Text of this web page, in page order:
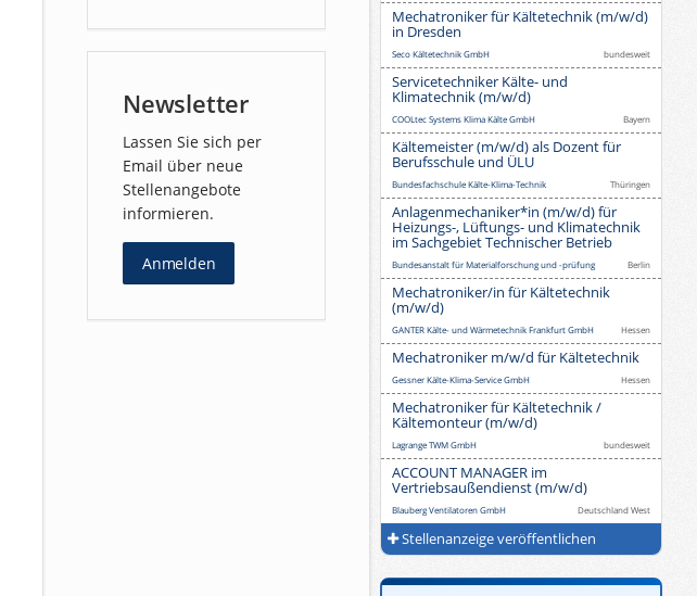
Newsletter
Lassen Sie sich per
Email über neue
Stellenangebote
informieren.
Anmelden
Mechatroniker für Kältetechnik (m/w/d)
in Dresden
Seco Kältetechnik GmbH bundesweit
Servicetechniker Kälte- und
Klimatechnik (m/w/d)
COOLtec Systems Klima Kälte GmbH Bayern
Kältemeister (m/w/d) als Dozent für
Berufsschule und ÜLU
Bundesfachschule Kälte-Klima-Technik Thüringen
Anlagenmechaniker*in (m/w/d) für
Heizungs-, Lüftungs- und Klimatechnik
im Sachgebiet Technischer Betrieb
Bundesanstalt für Materialforschung und -prüfung Berlin
Mechatroniker/in für Kältetechnik
(m/w/d)
GANTER Kälte- und Wärmetechnik Frankfurt GmbH Hessen
Mechatroniker m/w/d für Kältetechnik
Gessner Kälte-Klima-Service GmbH Hessen
Mechatroniker für Kältetechnik /
Kältemonteur (m/w/d)
Lagrange TWM GmbH bundesweit
ACCOUNT MANAGER im
Vertriebsaußendienst (m/w/d)
Blauberg Ventilatoren GmbH Deutschland West
Stellenanzeige veröffentlichen